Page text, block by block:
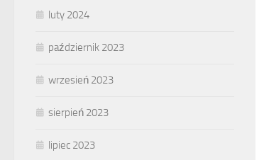
luty 2024
październik 2023
wrzesień 2023
sierpień 2023
lipiec 2023